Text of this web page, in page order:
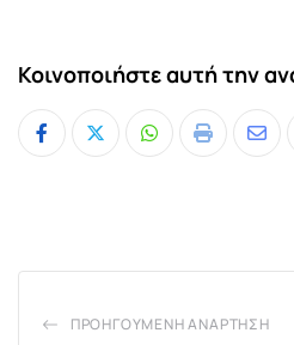
Κοινοποιήστε αυτή την
Whatsapp
Print
ΠΡΟΗΓΟΎΜΕΝΗ ΑΝΆΡΤΗΣΗ